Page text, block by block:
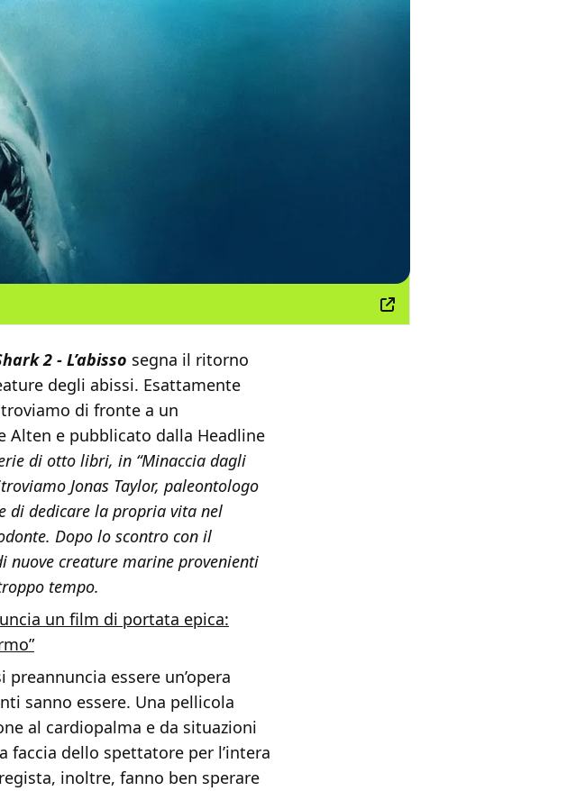
2 - L’abisso segna il ritorno
degli abissi. Esattamente
di fronte a un
Alten e pubblicato dalla Headline
di otto libri, in “Minaccia dagli
Jonas Taylor, paleontologo
di dedicare la propria vita nel
Dopo lo scontro con il
nuove creature marine provenienti
tempo.
un film di portata epica:
essere un’opera
sanno essere. Una pellicola
al cardiopalma e da situazioni
dello spettatore per l’intera
inoltre, fanno ben sperare